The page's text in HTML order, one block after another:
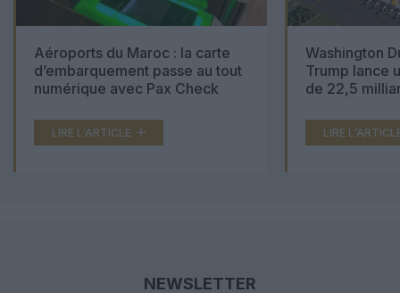
Aéroports du Maroc : la carte
d’embarquement passe au tout
numérique avec Pax Check
LIRE L'ARTICLE
Washington
Trump lance
de 22,5
LIRE
NEWSLETTER